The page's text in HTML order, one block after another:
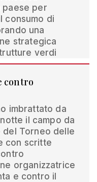
per
consumo di
una
strategica
verdi
contro
imbrattato da
il campo da
del Torneo delle
con scritte
organizzatrice
e contro il